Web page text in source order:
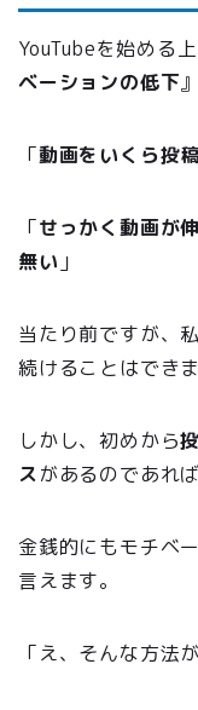
YouTubeを始める
ベーションの低下
「動画をいくら投
「せっかく動画が
無い 」
当たり前ですが、
続けることはできま
しかし、初めから
ス があるのであれ
金銭的にもモチベ
言えます。
「え、そんな方法